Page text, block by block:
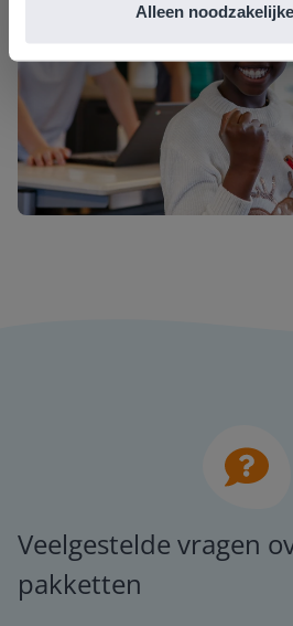
Alleen
Veelgestelde vragen
pakketten